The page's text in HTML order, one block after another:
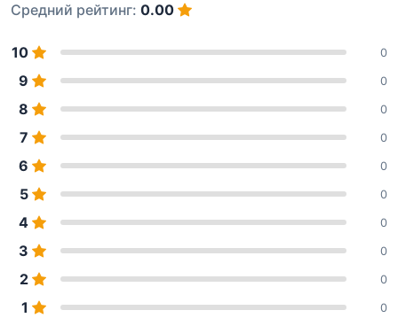
Средний рейтинг: 0.00
10 0
9 0
8 0
7 0
6 0
5 0
4 0
3 0
2 0
1 0